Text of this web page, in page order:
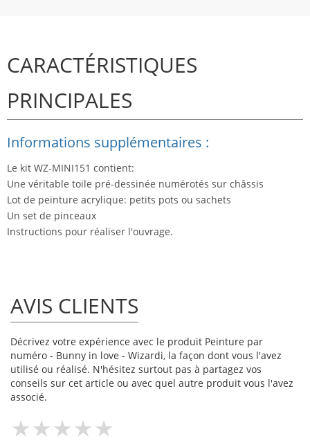
CARACTÉRISTIQUES
PRINCIPALES
Informations supplémentaires :
Le kit WZ-MINI151 contient:
Une véritable toile pré-dessinée numérotés sur châssis
Lot de peinture acrylique: petits pots ou sachets
Un set de pinceaux
Instructions pour réaliser l'ouvrage.
AVIS CLIENTS
Décrivez votre expérience avec le produit Peinture par
numéro - Bunny in love - Wizardi, la façon dont vous l'avez
utilisé ou réalisé. N'hésitez surtout pas à partagez vos
conseils sur cet article ou avec quel autre produit vous l'avez
associé.